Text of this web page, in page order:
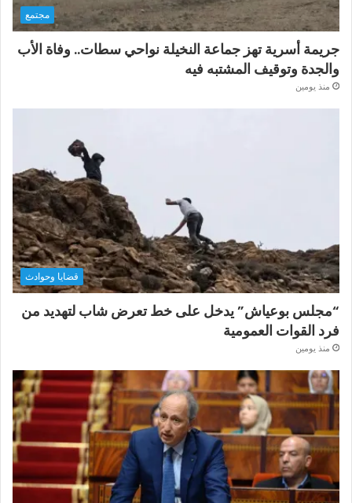
مجتمع
جريمة أسرية تهز جماعة النخيلة نواحي سطات.. وفاة الأب
والجدة وتوقيف المشتبه فيه
منذ يومين
قضايا وحوادث
“مجلس بوعياش” يدخل على خط تعرض شاب لتهديد من
فرد القوات العمومية
منذ يومين